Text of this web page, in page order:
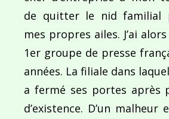
Ce site utilise Akismet pour
commentaires sont traitées.
de quitter le nid familial
mes propres ailes. J’ai
1er groupe de presse
années. La filiale dans
a fermé ses portes après
d’existence. D’un malheur